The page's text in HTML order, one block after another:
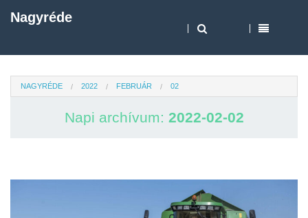
Nagyréde
NAGYRÉDE 2022 FEBRUÁR 02
Napi archívum: 2022-02-02